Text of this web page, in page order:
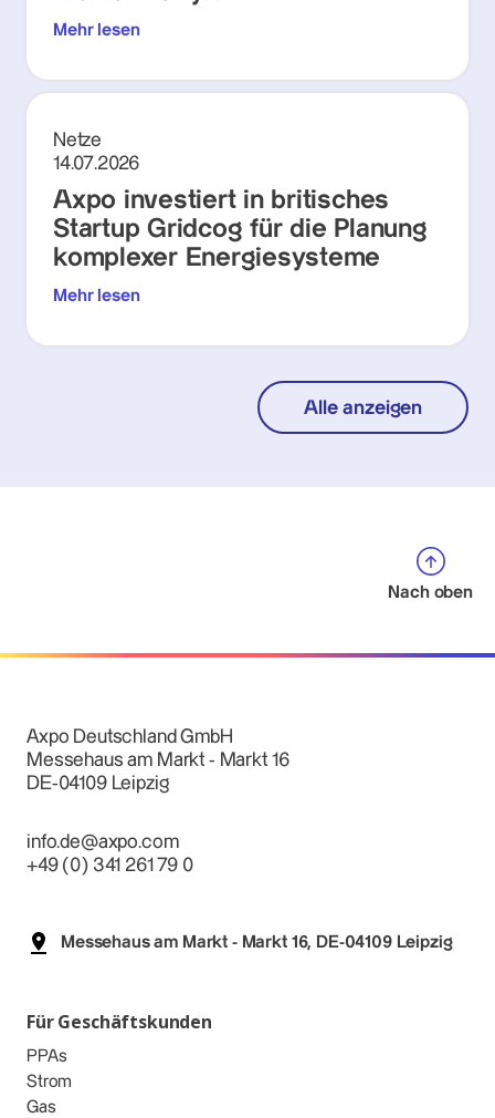
Mehr lesen
Netze
14.07.2026
Axpo investiert in britisches
Startup Gridcog für die Planung
komplexer Energiesysteme
Mehr lesen
Alle anzeigen
Nach oben
Axpo Deutschland GmbH
Messehaus am Markt - Markt 16
DE-04109 Leipzig
info.de@axpo.com
+49 (0) 341 261 79 0
Messehaus am Markt - Markt 16, DE-04109 Leipzig
Für Geschäftskunden
PPAs
Strom
Gas